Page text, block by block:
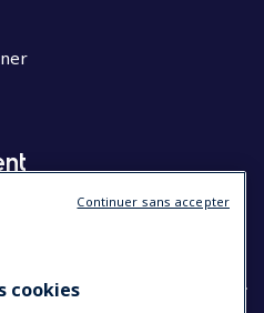
cookies
Continuer sans accepter